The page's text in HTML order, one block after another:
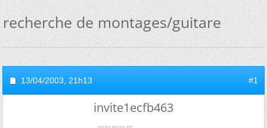
recherche de montages/guitare
13/04/2003, 21h13 #1
invite1ecfb463